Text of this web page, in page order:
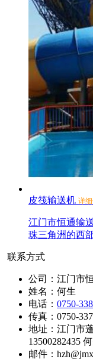
皮筏输送机 详细
江门市恒通输
珠三角洲的西
联系方式
公司：江门市
姓名：何生
电话： 0750-
传真：0750-
地址：江门市
13500282435
邮件：